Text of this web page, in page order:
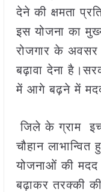
देने की क्षमता
इस योजना का
रोजगार के अवसर
बढ़ावा देना
में आगे बढ़ने में
जिले के ग्राम
चौहान
योजनाओं की
बढ़ाकर तरक्की